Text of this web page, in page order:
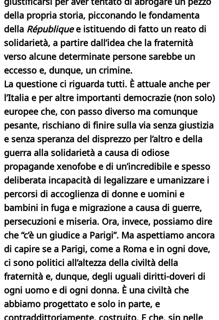
della propria storia, picconando le fondamenta
della République e istituendo di fatto un reato di
solidarietà, a partire dall’idea che la fraternità
verso alcune determinate persone sarebbe un
eccesso e, dunque, un crimine.
La questione ci riguarda tutti. È attuale anche per
l’Italia e per altre importanti democrazie (non solo)
europee che, con passo diverso ma comunque
pesante, rischiano di finire sulla via senza giustizia
e senza speranza del disprezzo per l’altro e della
guerra alla solidarietà a causa di odiose
propagande xenofobe e di un’incredibile e spesso
deliberata incapacità di legalizzare e umanizzare i
percorsi di accoglienza di donne e uomini e
bambini in fuga e migrazione a causa di guerre,
persecuzioni e miseria. Ora, invece, possiamo dire
che “c’è un giudice a Parigi”. Ma aspettiamo ancora
di capire se a Parigi, come a Roma e in ogni dove,
ci sono politici all’altezza della civiltà della
fraternità e, dunque, degli uguali diritti-doveri di
ogni uomo e di ogni donna. È una civiltà che
abbiamo progettato e solo in parte, e
contraddittoriamente, costruito. E che, sin nelle